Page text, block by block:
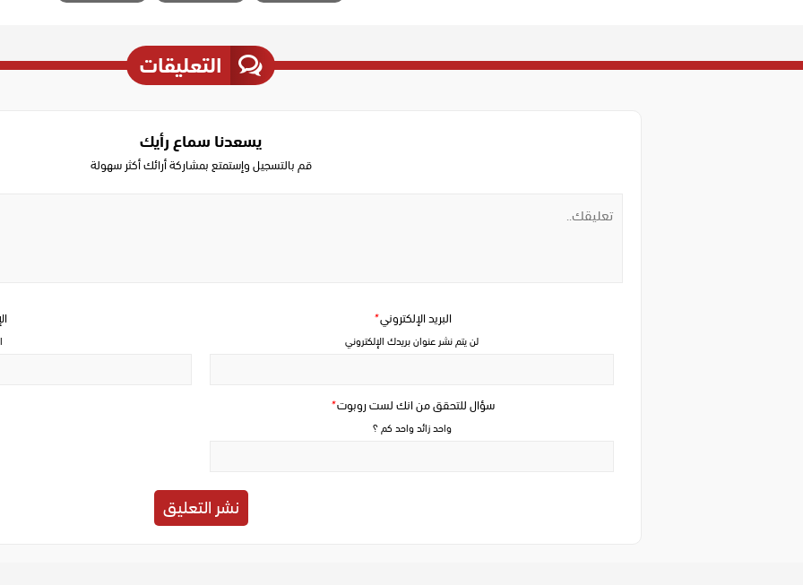
التعليقات
يسعدنا سماع رأيك
قم بالتسجيل وإستمتع بمشاركة أرائك أكثر سهولة
سؤال للتحقق من انك لست روبوت*
واحد زائد واحد كم ؟
البريد الإلكتروني*
لن يتم نشر عنوان بريدك الإلكتروني